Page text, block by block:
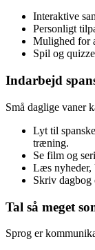
Interaktive
Personligt
Mulighed for
Spil og
Indarbejd
Små daglige vaner
Lyt til
træning.
Se film og
Læs nyheder,
Skriv dagbog
Tal så meget
Sprog er